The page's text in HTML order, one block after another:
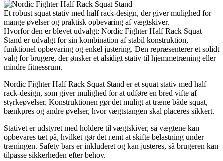
Et robust squat stativ med half rack-design, der giver mulighed for
mange øvelser og praktisk opbevaring af vægtskiver.
Hvorfor den er blevet udvalgt: Nordic Fighter Half Rack Squat
Stand er udvalgt for sin kombination af stabil konstruktion,
funktionel opbevaring og enkel justering. Den repræsenterer et solidt
valg for brugere, der ønsker et alsidigt stativ til hjemmetræning eller
mindre fitnessrum.
Nordic Fighter Half Rack Squat Stand er et squat stativ med half
rack-design, som giver mulighed for at udføre en bred vifte af
styrkeøvelser. Konstruktionen gør det muligt at træne både squat,
bænkpres og andre øvelser, hvor vægtstangen skal placeres sikkert.
Stativet er udstyret med holdere til vægtskiver, så vægtene kan
opbevares tæt på, hvilket gør det nemt at skifte belastning under
træningen. Safety bars er inkluderet og kan justeres, så brugeren kan
tilpasse sikkerheden efter behov.